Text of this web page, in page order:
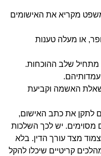
מקריא את האישומים
או מעלה טענות
מתחיל שלב ההוכחות.
האשמה וקביעת
לתקן את כתב האישום,
מסוימים. יש לכך השלכות
מצד עורך הדין. בלא
קריטיים שיכלו להקל